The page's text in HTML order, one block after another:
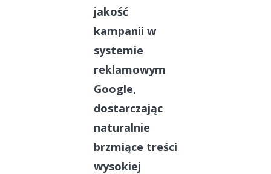
jakość
kampanii w
systemie
reklamowym
Google,
dostarczając
naturalnie
brzmiące treści
wysokiej